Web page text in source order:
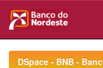
navigationDSpace - BNB -